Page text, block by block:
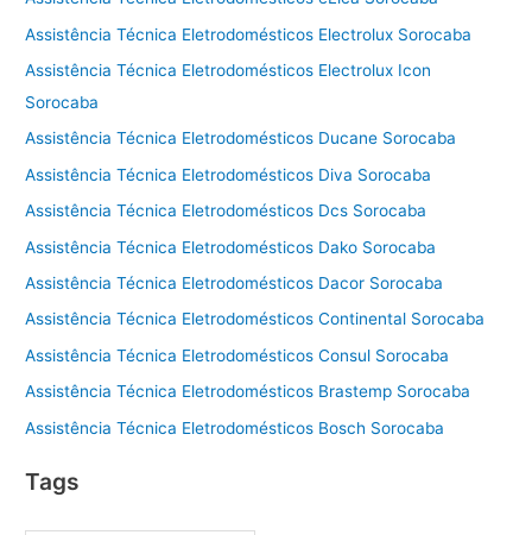
Assistência Técnica Eletrodomésticos Electrolux Sorocaba
Assistência Técnica Eletrodomésticos Electrolux Icon
Sorocaba
Assistência Técnica Eletrodomésticos Ducane Sorocaba
Assistência Técnica Eletrodomésticos Diva Sorocaba
Assistência Técnica Eletrodomésticos Dcs Sorocaba
Assistência Técnica Eletrodomésticos Dako Sorocaba
Assistência Técnica Eletrodomésticos Dacor Sorocaba
Assistência Técnica Eletrodomésticos Continental Sorocaba
Assistência Técnica Eletrodomésticos Consul Sorocaba
Assistência Técnica Eletrodomésticos Brastemp Sorocaba
Assistência Técnica Eletrodomésticos Bosch Sorocaba
Tags